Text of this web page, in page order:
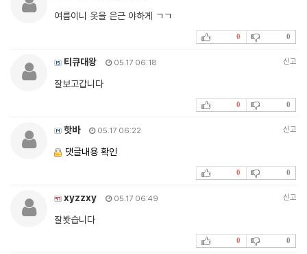
여름이니 옷을 은근 야하게 ㄱㄱ
0 0
티큐대왕 05.17 06:18 신고
잘보고갑니다
0 0
핫바 05.17 06:22 신고
댓글내용 확인
0 0
xyzzxy 05.17 06:49 신고
잘봣습니다
0 0